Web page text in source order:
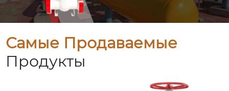
Самые Продаваемые
Продукты